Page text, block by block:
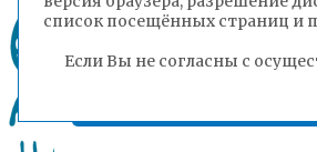
Горячая линия
список посещённых страниц и
Если Вы не согласны с